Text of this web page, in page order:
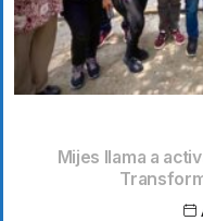
Mijes llama a